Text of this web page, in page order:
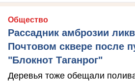
Общество
Рассадник амброзии
Почтовом сквере после
"Блокнот Таганрог"
Деревья тоже обещали